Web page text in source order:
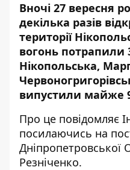
Вночі 27 вересня
декілька разів
території
вогонь потрапили
Нікопольська,
випустили майже
Про це повідомляє
посилаючись на
Дніпропетровської
Резніченко.